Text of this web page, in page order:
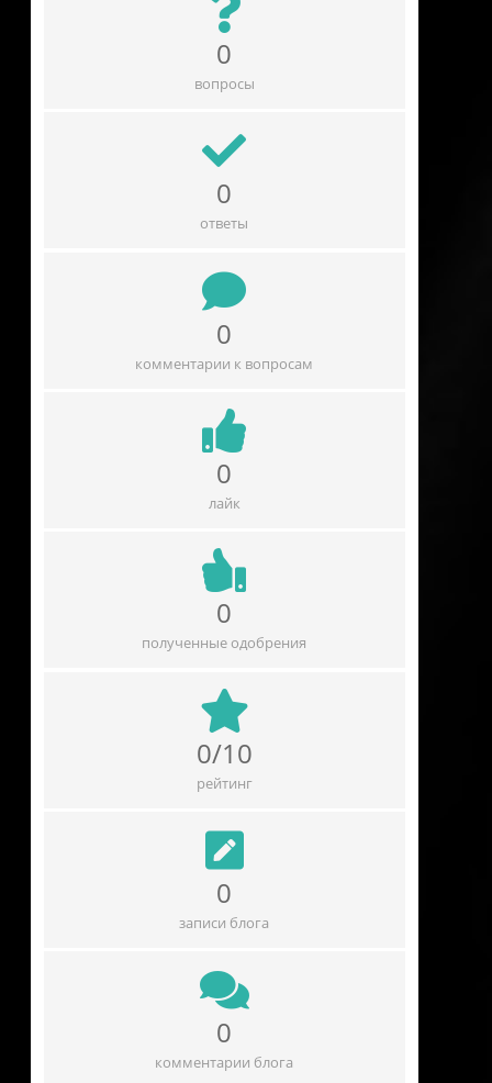
0
вопросы
0
ответы
0
комментарии к вопросам
0
лайк
0
полученные одобрения
0/10
рейтинг
0
записи блога
0
комментарии блога